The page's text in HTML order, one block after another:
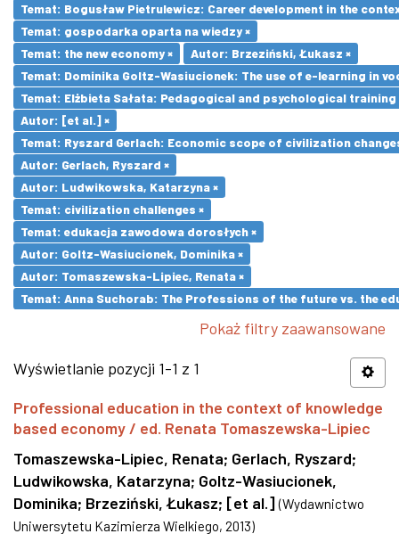
Temat: Bogusław Pietrulewicz: Career development in the
Temat: gospodarka oparta na wiedzy ×
Temat: the new economy ×
Autor: Brzeziński, Łukasz ×
Temat: Dominika Goltz-Wasiucionek: The use of e-learning in
Temat: Elżbieta Sałata: Pedagogical and psychological
Autor: [et al.] ×
Temat: Ryszard Gerlach: Economic scope of civilization
Autor: Gerlach, Ryszard ×
Autor: Ludwikowska, Katarzyna ×
Temat: civilization challenges ×
Temat: edukacja zawodowa dorosłych ×
Autor: Goltz-Wasiucionek, Dominika ×
Autor: Tomaszewska-Lipiec, Renata ×
Temat: Anna Suchorab: The Professions of the future vs. the
Pokaż filtry zaawansowane
Wyświetlanie pozycji 1-1 z 1
Professional education in the context of knowledge
based economy / ed. Renata Tomaszewska-Lipiec
Tomaszewska-Lipiec, Renata; Gerlach, Ryszard;
Ludwikowska, Katarzyna; Goltz-Wasiucionek,
Dominika; Brzeziński, Łukasz; [et al.] (Wydawnictwo
Uniwersytetu Kazimierza Wielkiego, 2013)